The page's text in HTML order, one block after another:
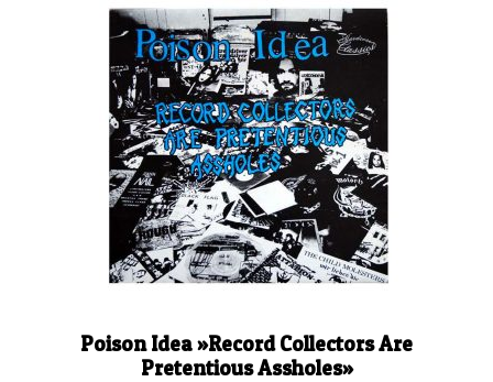
Poison Idea ‎»Record Collectors Are
Pretentious Assholes»